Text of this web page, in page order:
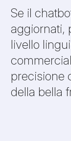
Se il
aggiornati,
livello
precisione
della bella